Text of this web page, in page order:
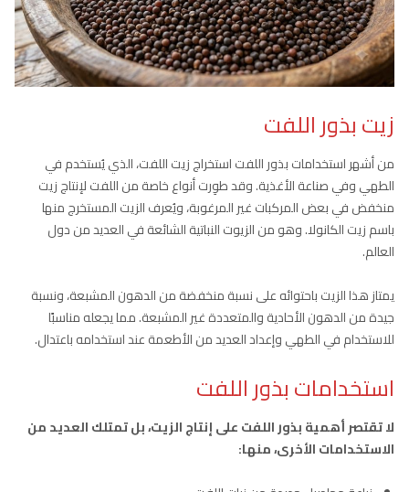
زيت بذور اللفت
من أشهر استخدامات بذور اللفت استخراج زيت اللفت، الذي يُستخدم في
الطهي وفي صناعة الأغذية. وقد طوِرت أنواع خاصة من اللفت لإنتاج زيت
منخفض في بعض المركبات غير المرغوبة، ويُعرف الزيت المستخرج منها
باسم زيت الكانولا. وهو من الزيوت النباتية الشائعة في العديد من دول
العالم.
يمتاز هذا الزيت باحتوائه على نسبة منخفضة من الدهون المشبعة، ونسبة
جيدة من الدهون الأحادية والمتعددة غير المشبعة. مما يجعله مناسبًا
للاستخدام في الطهي وإعداد العديد من الأطعمة عند استخدامه باعتدال.
استخدامات بذور اللفت
لا تقتصر أهمية بذور اللفت على إنتاج الزيت، بل تمتلك العديد من
الاستخدامات الأخرى، منها: